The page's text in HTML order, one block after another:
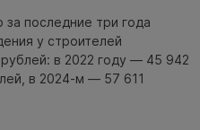
последние три года
у строителей
в 2022 году — 45 942
в 2024-м — 57 611